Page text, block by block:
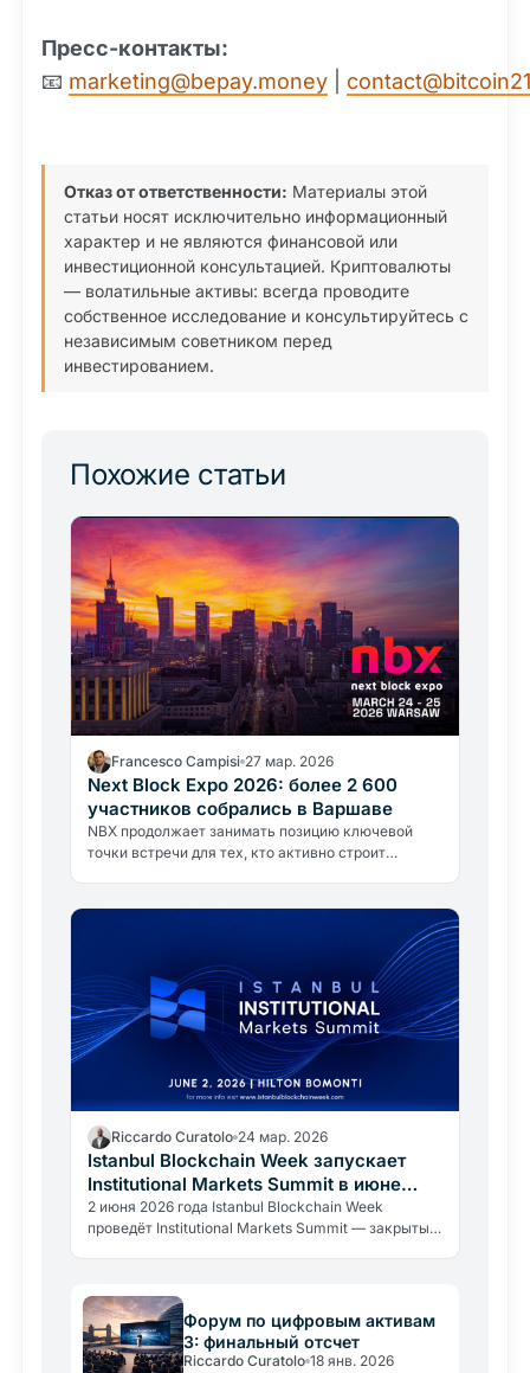
Пресс-контакты:
📧 marketing@bepay.money
Отказ от ответственности: Материалы этой
статьи носят исключительно информационный
характер и не являются финансовой или
инвестиционной консультацией. Криптовалюты
— волатильные активы: всегда проводите
собственное исследование и консультируйтесь с
независимым советником перед
инвестированием.
Похожие статьи
Francesco Campisi 27 мар. 2026
Next Block Expo 2026: более 2 600
участников собрались в Варшаве
NBX продолжает занимать позицию ключевой
точки встречи для тех, кто активно строит
Riccardo Curatolo 24 мар. 2026
Istanbul Blockchain Week запускает
Institutional Markets Summit в июне
2026 года
2 июня 2026 года Istanbul Blockchain Week
проведёт Institutional Markets Summit — закрытый
Форум по цифровым активам
3: финальный отсчет
Riccardo Curatolo 18 янв. 2026